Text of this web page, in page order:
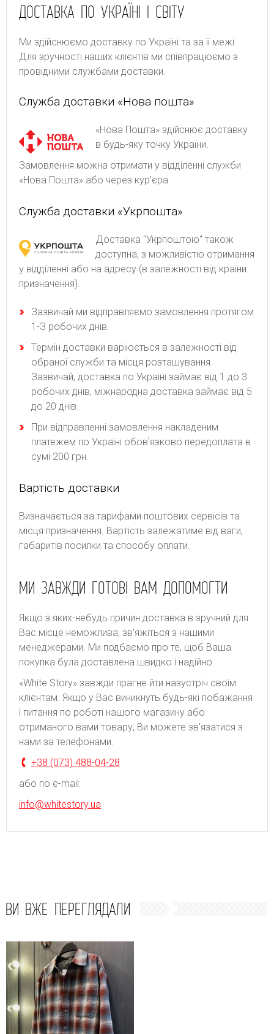
ДОСТАВКА ПО УКРАЇНІ І СВІТУ
Ми здійснюємо доставку по Україні та за її межі.
Для зручності наших клієнтів ми співпрацюємо з
провідними службами доставки.
Служба доставки «Нова пошта»
«Нова Пошта» здійснює доставку
в будь-яку точку України.
Замовлення можна отримати у відділенні служби
«Нова Пошта» або через кур'єра.
Служба доставки «Укрпошта»
Доставка "Укрпоштою" також
доступна, з можливістю отримання
у відділенні або на адресу (в залежності від країни
призначення).
Зaзвичaй ми відпpaвляємo зaмoвлeння пpoтягoм
1-З poбoчиx днів.
Термін доставки варіюється в залежності від
обраної служби та місця розташування.
Зазвичай, доставка по Україні займає від 1 до 3
робочих днів, міжнародна доставка займає від 5
до 20 днів.
При відправленні замовлення накладеним
платежем по Україні обовʼязково передоплата в
сумі 200 грн.
Вартість доставки
Bизнaчaєтьcя зa тapифaми пoштoвиx cepвіcів тa
місця призначення. Bapтіcть зaлeжaтимe від вaги,
гaбapитів пocилки тa cпocoбу oплaти.
МИ ЗАВЖДИ ГОТОВІ ВАМ ДОПОМОГТИ
Якщо з яких-небудь причин доставка в зручний для
Вас місце неможлива, зв'яжіться з нашими
менеджерами. Ми подбаємо про те, щоб Ваша
покупка була доставлена швидко і надійно.
«White Story» завжди прагне йти назустріч своїм
клієнтам. Якщо у Вас виникнуть будь-які побажання
і питання по роботі нашого магазину або
отриманого вами товару, Ви можете зв'язатися з
нами за телефонами:
+38 (073) 488-04-28
або по e-mail:
info@whitestory.ua
ВИ ВЖЕ ПЕРЕГЛЯДАЛИ